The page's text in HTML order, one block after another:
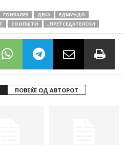
ГОНЗАЛЕЗ ДЕКА
ЕДМУНДО
СООПШТИ „ПРЕТСЕДАТЕЛСКИ
ПОВЕЌЕ ОД АВТОРОТ